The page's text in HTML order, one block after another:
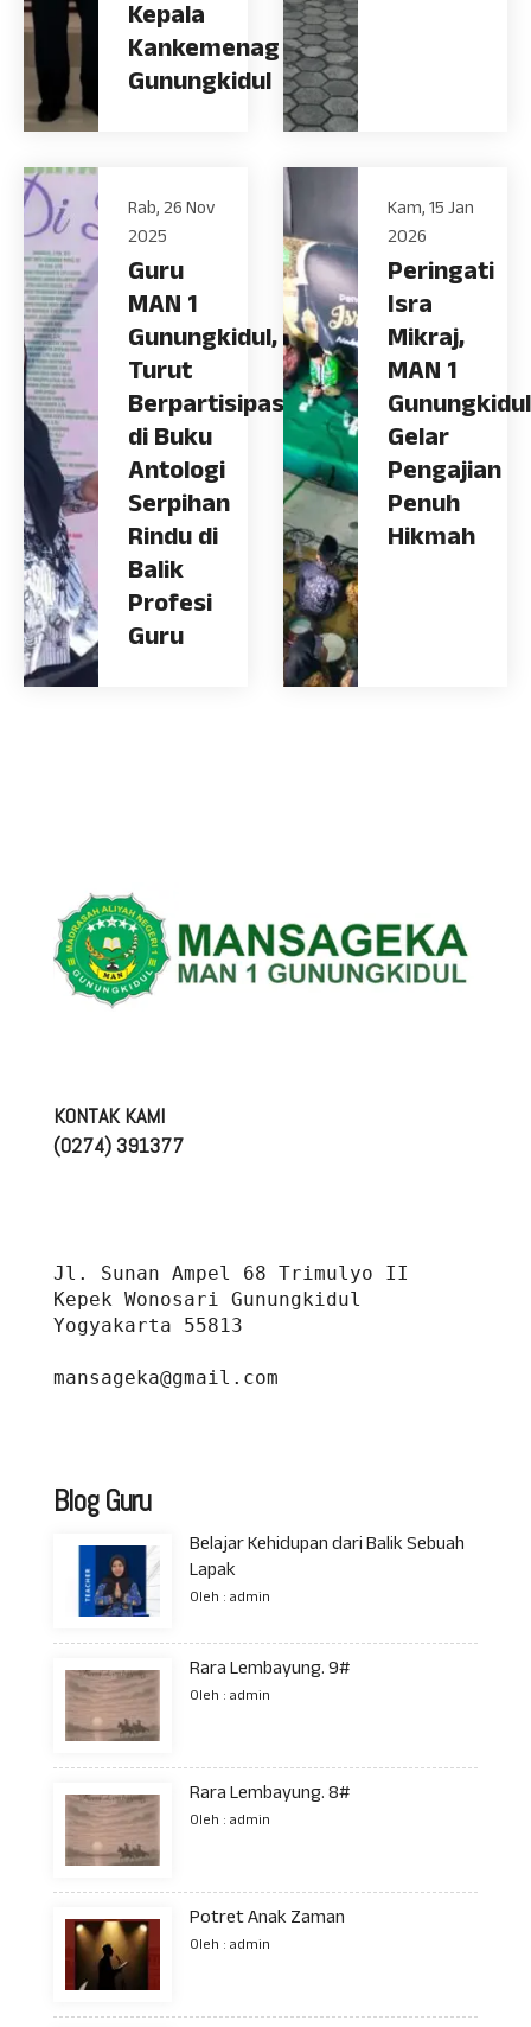
Kepala
Kankemenag
Gunungkidul
Rab, 26 Nov
2025
Guru
MAN 1
Gunungkidul,
Turut
Berpartisipasi
di Buku
Antologi
Serpihan
Rindu di
Balik
Profesi
Guru
Kam, 15 Jan
2026
Peringati
Isra
Mikraj,
MAN 1
Gunungkidul
Gelar
Pengajian
Penuh
Hikmah
KONTAK KAMI
(0274) 391377
Jl. Sunan Ampel 68 Trimulyo II
Kepek Wonosari Gunungkidul
Yogyakarta 55813
mansageka@gmail.com
Blog Guru
Belajar Kehidupan dari Balik Sebuah
Lapak
Oleh : admin
Rara Lembayung. 9#
Oleh : admin
Rara Lembayung. 8#
Oleh : admin
Potret Anak Zaman
Oleh : admin